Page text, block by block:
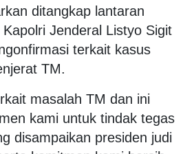
ditangkap lantaran
Jenderal Listyo Sigit
terkait kasus
TM.
masalah TM dan ini
kami untuk tindak tegas
disampaikan presiden judi